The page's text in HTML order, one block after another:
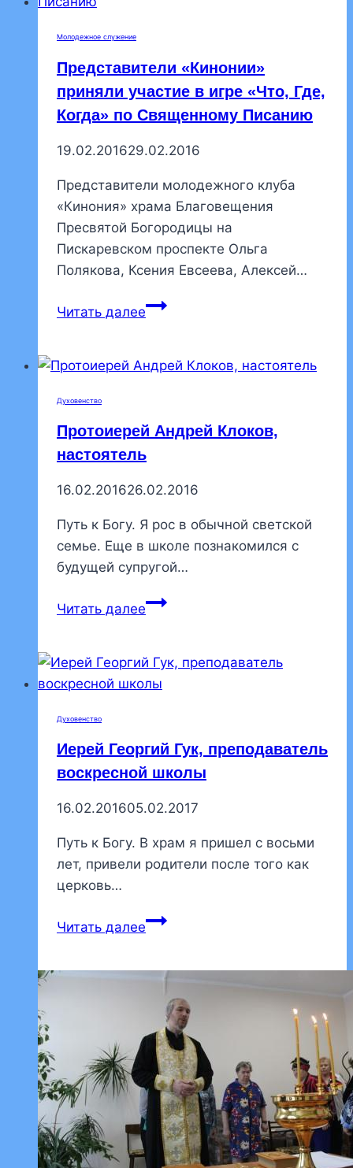
Молодежное служение
Представители «Кинонии»
приняли участие в игре «Что, Где,
Когда» по Священному Писанию
19.02.201629.02.2016
Представители молодежного клуба
«Кинония» храма Благовещения
Пресвятой Богородицы на
Пискаревском проспекте Ольга
Полякова, Ксения Евсеева, Алексей…
Читать далееПредставители
участие
«Что,
Где,
по
Священному
Писанию
Духовенство
Протоиерей Андрей Клоков,
настоятель
16.02.201626.02.2016
Путь к Богу. Я рос в обычной светской
семье. Еще в школе познакомился с
будущей супругой…
Читать далееПротоиерей
настоятель
Духовенство
Иерей Георгий Гук, преподаватель
воскресной школы
16.02.201605.02.2017
Путь к Богу. В храм я пришел с восьми
лет, привели родители после того как
церковь…
Читать далееИерей
преподаватель
воскресной
школы